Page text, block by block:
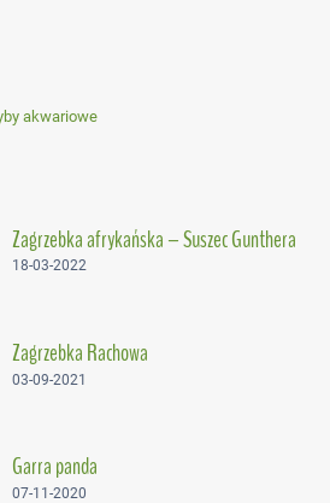
akwariowe
Zagrzebka afrykańska – Suszec Gunthera
18-03-2022
Zagrzebka Rachowa
03-09-2021
Garra panda
07-11-2020